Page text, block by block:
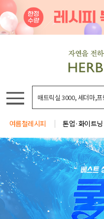
여름철레시피 톤업·화이트닝